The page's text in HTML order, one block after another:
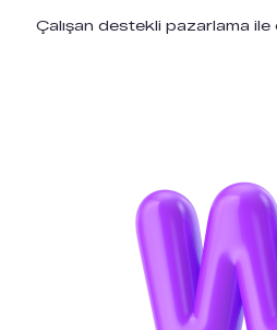
Çalışan destekli pazarlama